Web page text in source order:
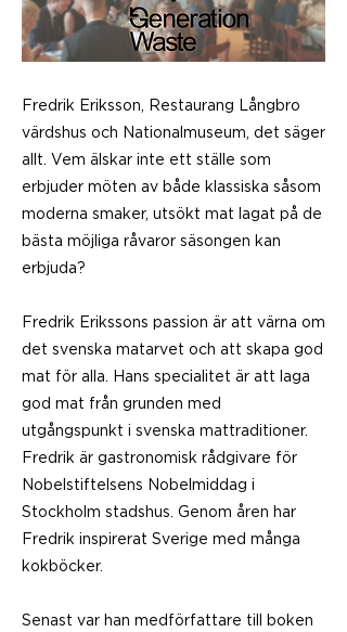
Fredrik Eriksson, Restaurang Långbro
värdshus och Nationalmuseum, det säger
allt. Vem älskar inte ett ställe som
erbjuder möten av både klassiska såsom
moderna smaker, utsökt mat lagat på de
bästa möjliga råvaror säsongen kan
erbjuda?
Fredrik Erikssons passion är att värna om
det svenska matarvet och att skapa god
mat för alla. Hans specialitet är att laga
god mat från grunden med
utgångspunkt i svenska mattraditioner.
Fredrik är gastronomisk rådgivare för
Nobelstiftelsens Nobelmiddag i
Stockholm stadshus. Genom åren har
Fredrik inspirerat Sverige med många
kokböcker.
Senast var han medförfattare till boken